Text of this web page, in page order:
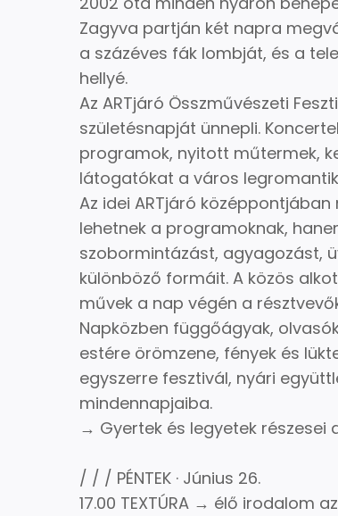
Zagyva partján két napra
a százéves fák lombját, és a
hellyé.
Az ARTjáró Összművészeti
születésnapját ünnepli.
programok, nyitott műtermek,
látogatókat a város
Az idei ARTjáró
lehetnek a programoknak,
szobormintázást, agyagozást,
különböző formáit. A közös
művek a nap végén a
Napközben függőágyak,
estére örömzene, fények és
egyszerre fesztivál, nyári
mindennapjaiba.
→ Gyertek és legyetek részesei
/ / / PÉNTEK · Június 26.
17.00 TEXTÚRA → élő irodalom